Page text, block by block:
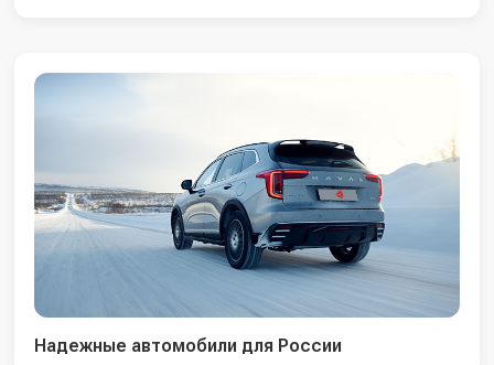
Надежные автомобили для России